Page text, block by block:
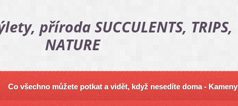
příroda SUCCULENTS, TRIPS,
NATURE
Co všechno můžete potkat a vidět, když nesedíte doma - Kameny